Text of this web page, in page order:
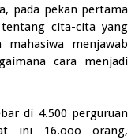
pada pekan pertama
cita-cita yang
mahasiwa menjawab
cara menjadi
di 4.500 perguruan
ini 16.ooo orang,